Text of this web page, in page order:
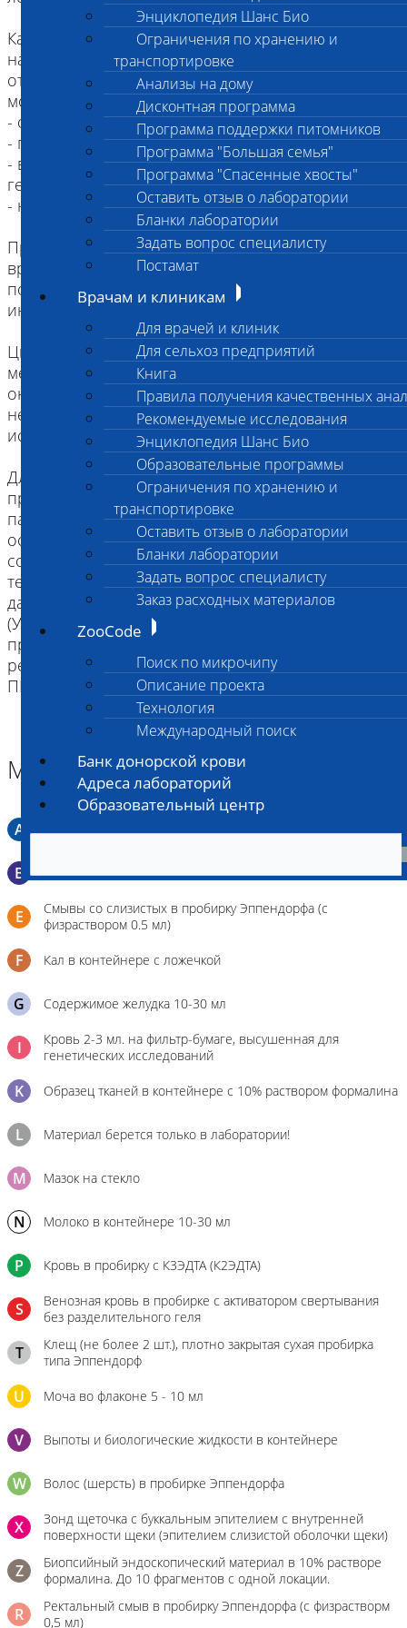
Энциклопедия Шанс Био
Ограничения по хранению и
транспортировке
Анализы на дому
Дисконтная программа
Программа поддержки питомников
Программа "Большая семья"
Программа "Спасенные хвосты"
Оставить отзыв о лаборатории
Бланки лаборатории
Задать вопрос специалисту
Постамат
Врачам и клиникам
Для врачей и клиник
Для сельхоз предприятий
Книга
Правила получения качественных
Рекомендуемые исследования
Энциклопедия Шанс Био
Образовательные программы
Ограничения по хранению и
транспортировке
Оставить отзыв о лаборатории
Бланки лаборатории
Задать вопрос специалисту
Заказ расходных материалов
ZooCode
Поиск по микрочипу
Описание проекта
Технология
Международный поиск
Банк донорской крови
Адреса лабораторий
Образовательный центр
Как показывает практика, данное исследование
назначают при выявлении различных
отклонений в общем анализе крови, каковыми
могут быть:
- острые, хронические анемии;
- панцитопении неизвестной этиологии;
- выраженный/умеренный лейкоцитоз неясного
генеза;
- наличие атипичных форм клеток и бластов;
При наличии рекомендации ветеринарного
врача, данное исследование может быть
показано кошкам с хроническими вирусными
инфекциями (FeLV, FIV).
Цитологическое исследование крови не является
методом выбора для стадирования
онкологических заболеваний. Для этих целей
необходимо цитологическое и гистологическое
исследование красного костного мозга.
Для данного вида исследования крайне важно
предоставлять данные анамнеза болезни
пациента, обязательно стоит упомянуть об
остром/хроническом течении анемии (если есть),
сопутствующих заболеваниях, проводимой
терапии и ответе на нее, дополнительнных
данных инструментальных методов диагностики
(УЗИ, КТ, рентген, МРТ). Всегда полезны данные
предыдущих исследований крови, а также
результаты других лабораторных тестов (включая
ПЦР, ИФА, посевы, электрофорез и пр.).
Материал
A Мазок в пробирку со средой Кери-Блера
B Мазок в пробирку со средой Эймса (Стюарта)
E
Смывы со слизистых в пробирку Эппендорфа (с
физраствором 0.5 мл)
F Кал в контейнере с ложечкой
G Содержимое желудка 10-30 мл
I
Кровь 2-3 мл. на фильтр-бумаге, высушенная для
генетических исследований
K Образец тканей в контейнере с 10% раствором формалина
L Материал берется только в лаборатории!
M Мазок на стекло
N Молоко в контейнере 10-30 мл
P Кровь в пробирку с К3ЭДТА (К2ЭДТА)
S
Венозная кровь в пробирке с активатором свертывания
без разделительного геля
T
Клещ (не более 2 шт.), плотно закрытая сухая пробирка
типа Эппендорф
U Моча во флаконе 5 - 10 мл
V Выпоты и биологические жидкости в контейнере
W Волос (шерсть) в пробирке Эппендорфа
X
Зонд щеточка с буккальным эпителием с внутренней
поверхности щеки (эпителием слизистой оболочки щеки)
Z
Биопсийный эндоскопический материал в 10% растворе
формалина. До 10 фрагментов с одной локации.
R
Ректальный смыв в пробирку Эппендорфа (с физрастворм
0,5 мл)